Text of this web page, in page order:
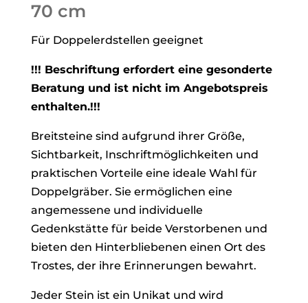
cm
Menge
70 cm
Für Doppelerdstellen geeignet
!!! Beschriftung erfordert eine gesonderte
Beratung und ist nicht im Angebotspreis
enthalten.!!!
Breitsteine sind aufgrund ihrer Größe,
Sichtbarkeit, Inschriftmöglichkeiten und
praktischen Vorteile eine ideale Wahl für
Doppelgräber. Sie ermöglichen eine
angemessene und individuelle
Gedenkstätte für beide Verstorbenen und
bieten den Hinterbliebenen einen Ort des
Trostes, der ihre Erinnerungen bewahrt.
Jeder Stein ist ein Unikat und wird